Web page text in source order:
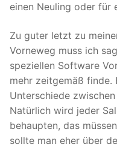
einen Neuling oder für
Zu guter letzt zu
Vorneweg muss ich
speziellen Software
mehr zeitgemäß finde.
Unterschiede
Natürlich wird jeder
behaupten, das
sollte man eher über